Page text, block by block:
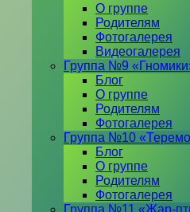
О группе
Родителям
Фотогалерея
Видеогалерея
Группа №9
Блог
О группе
Родителям
Фотогалерея
Группа №10
Блог
О группе
Родителям
Фотогалерея
Группа №11 «Жар-